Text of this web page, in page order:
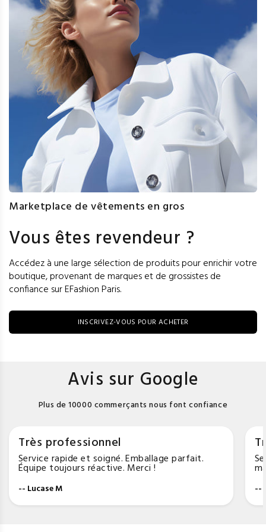
Marketplace de vêtements en gros
Vous êtes revendeur ?
Accédez à une large sélection de produits pour enrichir votre
boutique, provenant de marques et de grossistes de
confiance sur EFashion Paris.
INSCRIVEZ-VOUS POUR ACHETER
Avis sur Google
Plus de 10000 commerçants nous font confiance
Très professionnel
Service rapide et soigné. Emballage parfait.
Équipe toujours réactive. Merci !
-- Lucase M --